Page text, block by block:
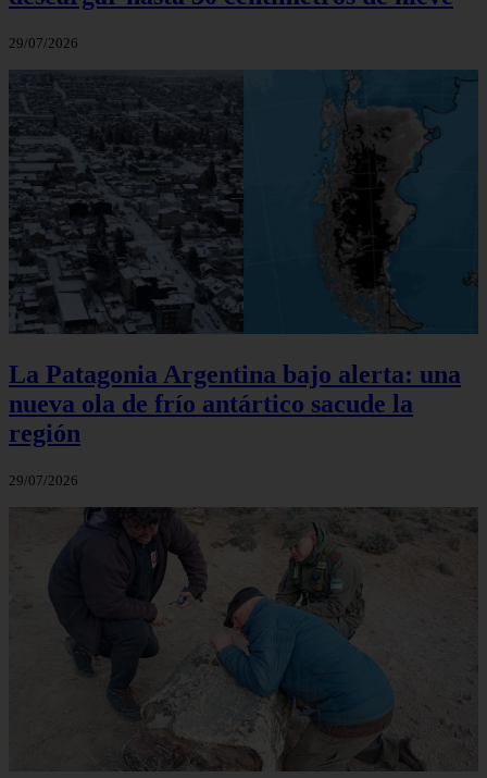
29/07/2026
La Patagonia Argentina bajo alerta: una
nueva ola de frío antártico sacude la
región
29/07/2026